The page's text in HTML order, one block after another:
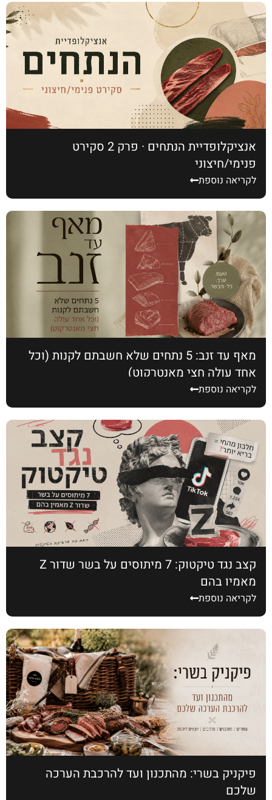
אנציקלופדיית הנתחים · פרק 2 סקירט
פנימי/חיצוני
לקריאה נוספת
מאף עד זנב: 5 נתחים שלא חשבתם לקנות (וכל
אחד עולה חצי מאנטרקוט)
לקריאה נוספת
קצב נגד טיקטוק: 7 מיתוסים על בשר שדור Z
מאמין בהם
לקריאה נוספת
פיקניק בשרי: מהתכנון ועד להרכבת הערכה
שלכם